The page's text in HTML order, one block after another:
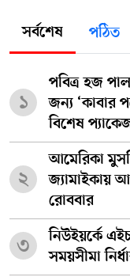
সর্বশেষ পঠিত
১
পবিত্র হজ
জন্য ‘কাবার
বিশেষ
২
আমেরিকা
জ্যামাইকায়
রোববার
৩
নিউইয়র্কে
সময়সীমা